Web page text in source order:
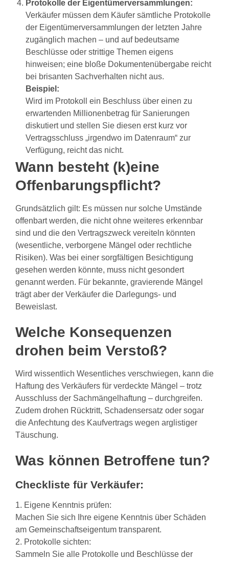
Protokolle der Eigentümerversammlungen:
Verkäufer müssen dem Käufer sämtliche Protokolle
der Eigentümerversammlungen der letzten Jahre
zugänglich machen – und auf bedeutsame
Beschlüsse oder strittige Themen eigens
hinweisen; eine bloße Dokumentenübergabe reicht
bei brisanten Sachverhalten nicht aus.
Beispiel:
Wird im Protokoll ein Beschluss über einen zu
erwartenden Millionenbetrag für Sanierungen
diskutiert und stellen Sie diesen erst kurz vor
Vertragsschluss „irgendwo im Datenraum“ zur
Verfügung, reicht das nicht.
Wann besteht (k)eine
Offenbarungspflicht?
Grundsätzlich gilt: Es müssen nur solche Umstände
offenbart werden, die nicht ohne weiteres erkennbar
sind und die den Vertragszweck vereiteln könnten
(wesentliche, verborgene Mängel oder rechtliche
Risiken). Was bei einer sorgfältigen Besichtigung
gesehen werden könnte, muss nicht gesondert
genannt werden. Für bekannte, gravierende Mängel
trägt aber der Verkäufer die Darlegungs- und
Beweislast.
Welche Konsequenzen
drohen beim Verstoß?
Wird wissentlich Wesentliches verschwiegen, kann die
Haftung des Verkäufers für verdeckte Mängel – trotz
Ausschluss der Sachmängelhaftung – durchgreifen.
Zudem drohen Rücktritt, Schadensersatz oder sogar
die Anfechtung des Kaufvertrags wegen arglistiger
Täuschung.
Was können Betroffene tun?
Checkliste für Verkäufer:
1. Eigene Kenntnis prüfen:
Machen Sie sich Ihre eigene Kenntnis über Schäden
am Gemeinschaftseigentum transparent.
2. Protokolle sichten:
Sammeln Sie alle Protokolle und Beschlüsse der